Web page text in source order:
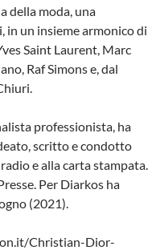
della moda, una
in un insieme armonico di
Saint Laurent, Marc
Raf Simons e, dal
professionista, ha
scritto e condotto
e alla carta stampata.
Per Diarkos ha
(2021).
Christian-Dior-